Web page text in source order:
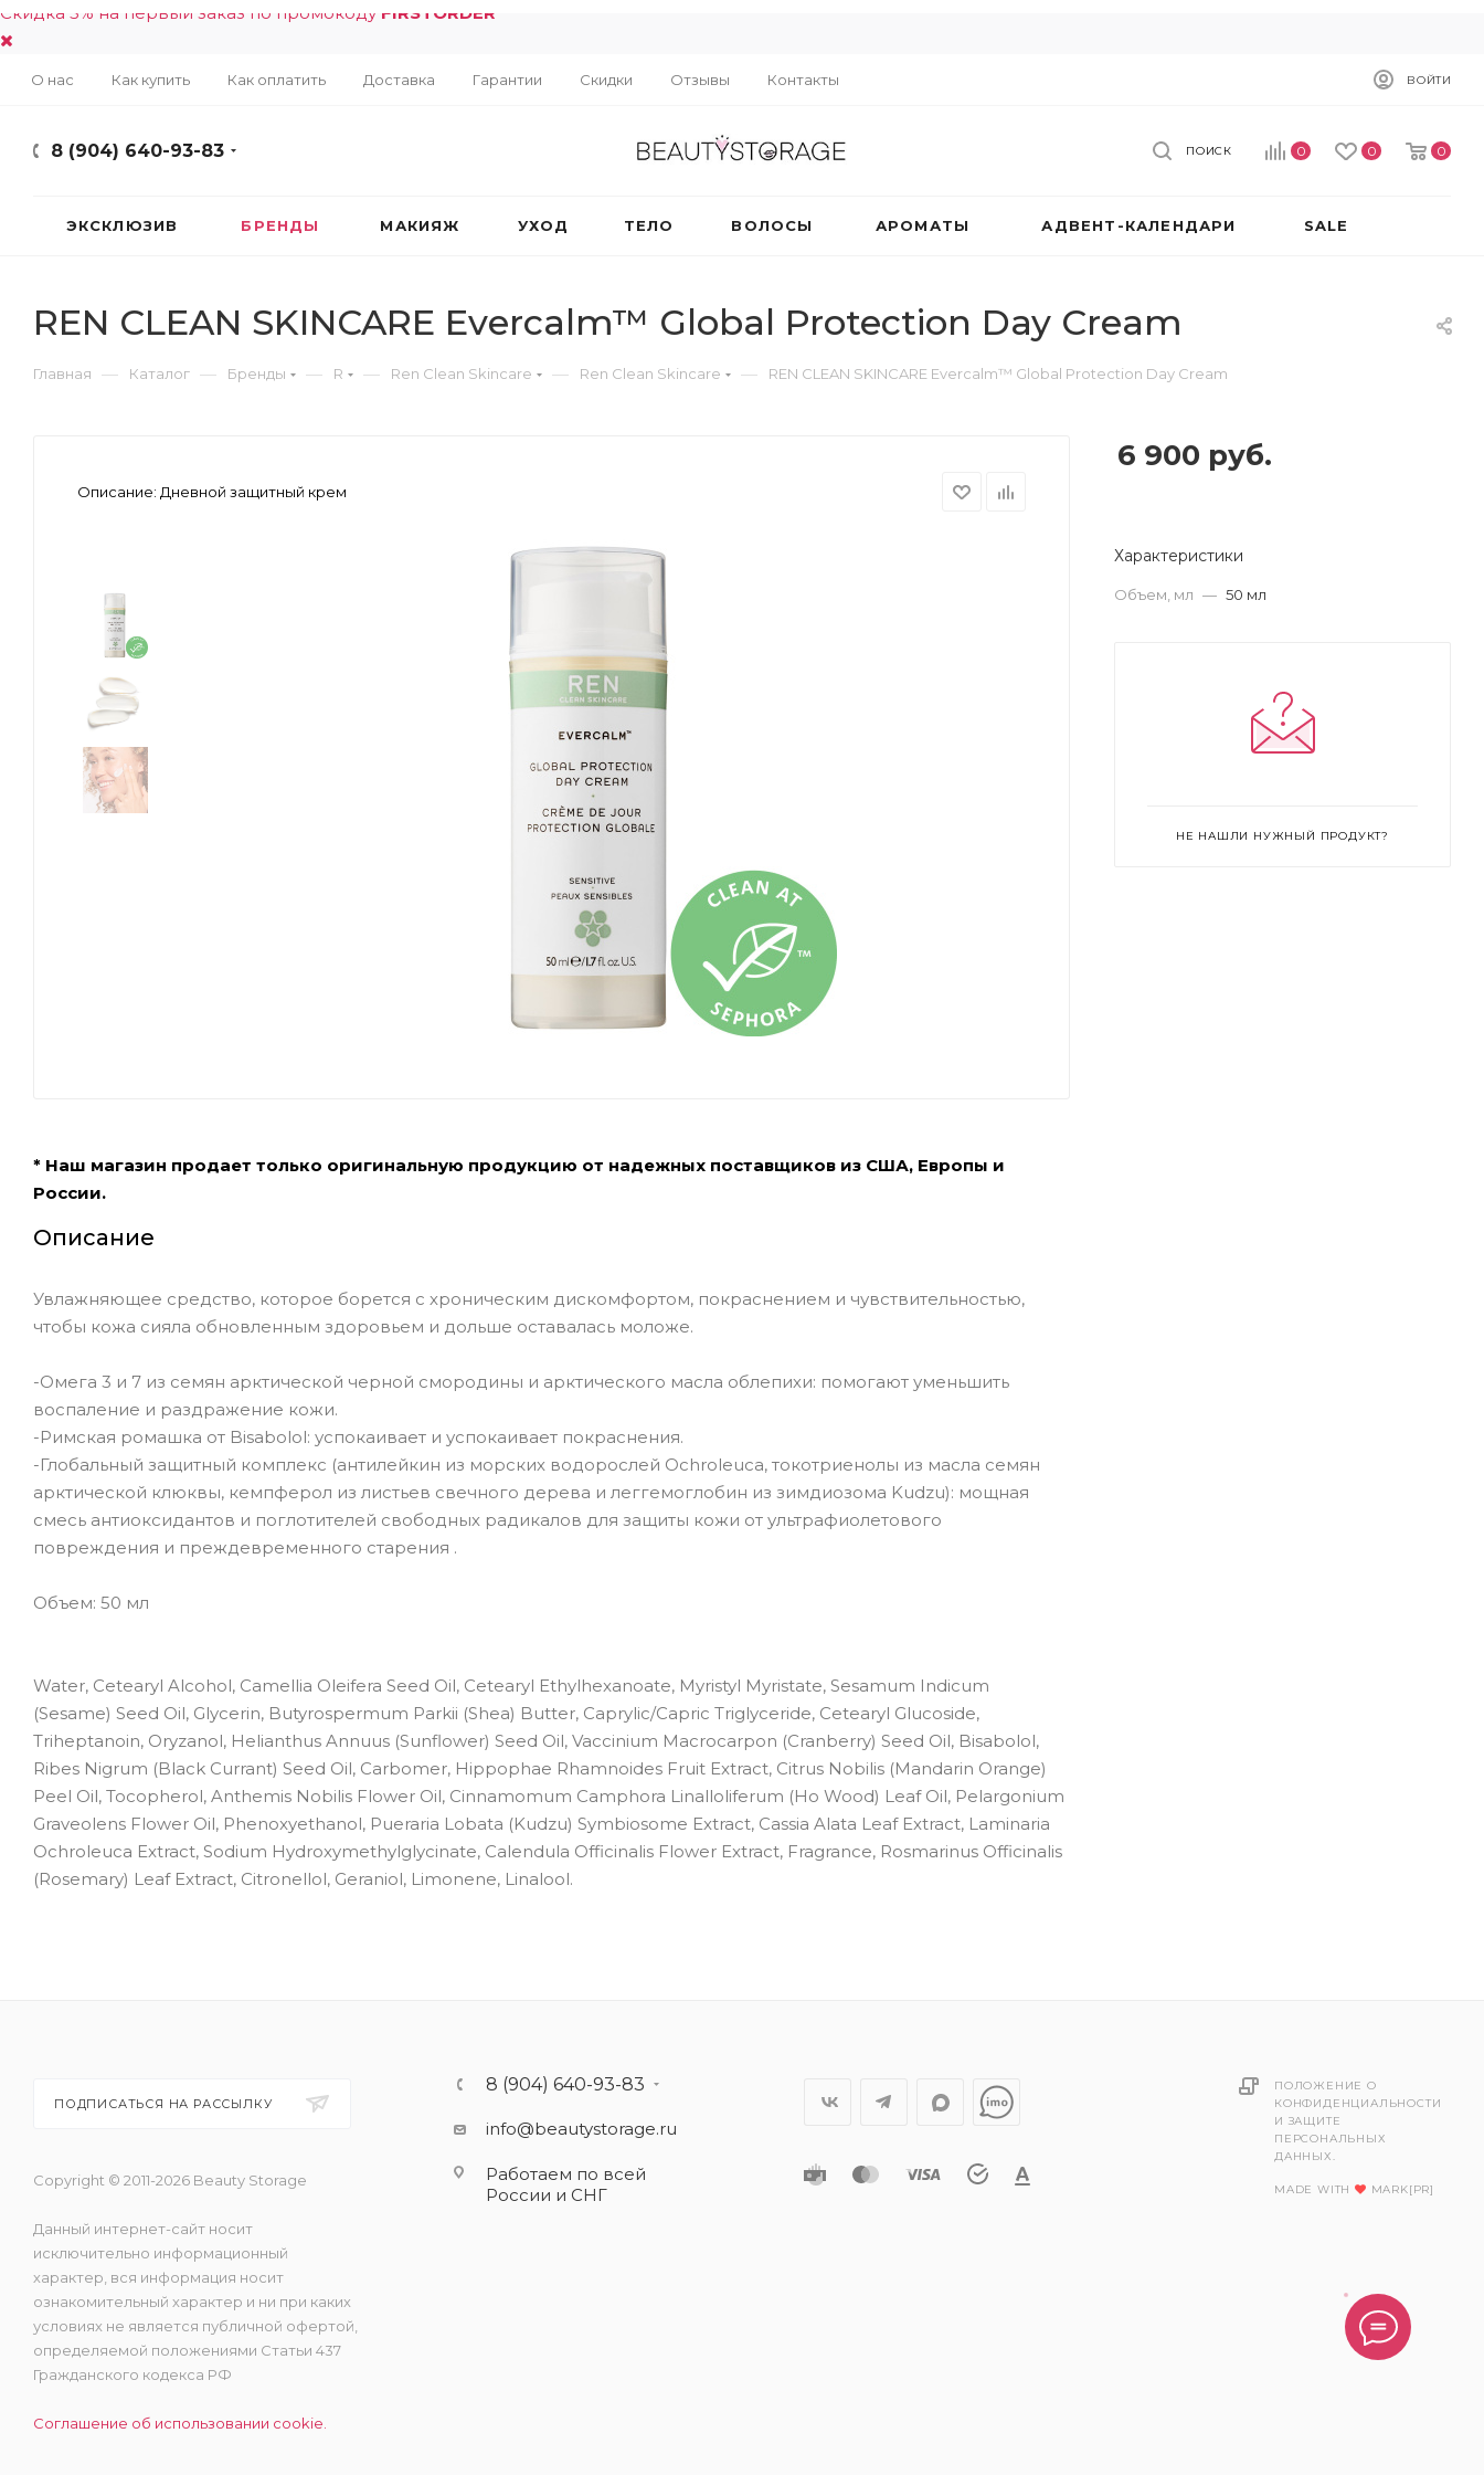
Скидка 5% на первый заказ по промокоду FIRSTORDER
О нас Как купить Как оплатить Доставка Гарантии Скидки Отзывы Контакты ВОЙТИ
8 (904) 640-93-83 0 0 0
ПОИСК
ЭКСКЛЮЗИВ БРЕНДЫ МАКИЯЖ УХОД ТЕЛО ВОЛОСЫ АРОМАТЫ АДВЕНТ-КАЛЕНДАРИ SALE
REN CLEAN SKINCARE Evercalm™ Global Protection Day Cream
Главная — Каталог — Бренды — R — Ren Clean Skincare — Ren Clean Skincare — REN CLEAN SKINCARE Evercalm™ Global Protection Day Cream
Описание: Дневной защитный крем
* Наш магазин продает только оригинальную продукцию от надежных поставщиков из США, Европы и
России.
Описание
Увлажняющее средство, которое борется с хроническим дискомфортом, покраснением и чувствительностью,
чтобы кожа сияла обновленным здоровьем и дольше оставалась моложе.
-Омега 3 и 7 из семян арктической черной смородины и арктического масла облепихи: помогают уменьшить
воспаление и раздражение кожи.
-Римская ромашка от Bisabolol: успокаивает и успокаивает покраснения.
-Глобальный защитный комплекс (антилейкин из морских водорослей Ochroleuca, токотриенолы из масла семян
арктической клюквы, кемпферол из листьев свечного дерева и леггемоглобин из зимдиозома Kudzu): мощная
смесь антиоксидантов и поглотителей свободных радикалов для защиты кожи от ультрафиолетового
повреждения и преждевременного старения .
Объем: 50 мл
Water, Cetearyl Alcohol, Camellia Oleifera Seed Oil, Cetearyl Ethylhexanoate, Myristyl Myristate, Sesamum Indicum
(Sesame) Seed Oil, Glycerin, Butyrospermum Parkii (Shea) Butter, Caprylic/Capric Triglyceride, Cetearyl Glucoside,
Triheptanoin, Oryzanol, Helianthus Annuus (Sunflower) Seed Oil, Vaccinium Macrocarpon (Cranberry) Seed Oil, Bisabolol,
Ribes Nigrum (Black Currant) Seed Oil, Carbomer, Hippophae Rhamnoides Fruit Extract, Citrus Nobilis (Mandarin Orange)
Peel Oil, Tocopherol, Anthemis Nobilis Flower Oil, Cinnamomum Camphora Linalloliferum (Ho Wood) Leaf Oil, Pelargonium
Graveolens Flower Oil, Phenoxyethanol, Pueraria Lobata (Kudzu) Symbiosome Extract, Cassia Alata Leaf Extract, Laminaria
Ochroleuca Extract, Sodium Hydroxymethylglycinate, Calendula Officinalis Flower Extract, Fragrance, Rosmarinus Officinalis
(Rosemary) Leaf Extract, Citronellol, Geraniol, Limonene, Linalool.
6 900 руб.
Характеристики
Объем, мл — 50 мл
НЕ НАШЛИ НУЖНЫЙ ПРОДУКТ?
ПОДПИСАТЬСЯ НА РАССЫЛКУ
Copyright © 2011-2026 Beauty Storage
Данный интернет-сайт носит
исключительно информационный
характер, вся информация носит
ознакомительный характер и ни при каких
условиях не является публичной офертой,
определяемой положениями Статьи 437
Гражданского кодекса РФ
Соглашение об использовании cookie.
8 (904) 640-93-83
info@beautystorage.ru
Работаем по всей
России и СНГ
ПОЛОЖЕНИЕ О
КОНФИДЕНЦИАЛЬНОСТИ
И ЗАЩИТЕ
ПЕРСОНАЛЬНЫХ
ДАННЫХ.
MADE WITH MARK[PR]